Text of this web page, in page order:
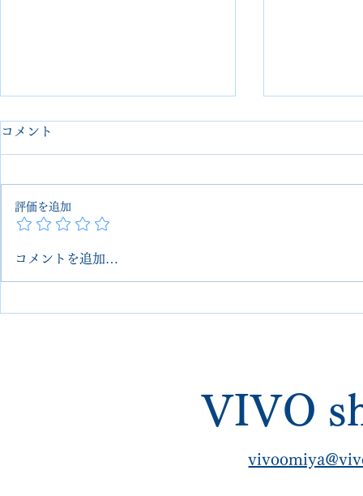
BALLY スニーカー｜カップ
コメント
評価を追加
コメントを追加…
VIVO